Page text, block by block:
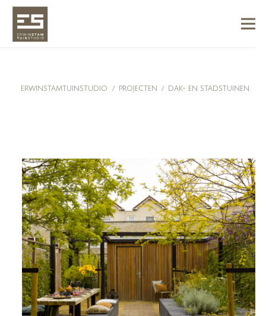
ERWINSTAMTUINSTUDIO / PROJECTEN / DAK- EN STADSTUINEN